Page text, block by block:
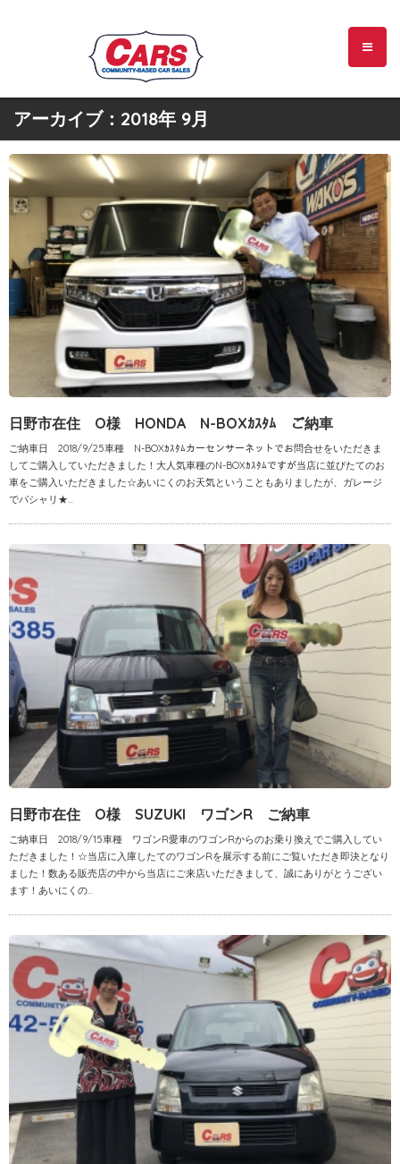
アーカイブ：2018年 9月
日野市在住 O様 HONDA N-BOXｶｽﾀﾑ ご納車
ご納車日 2018/9/25車種 N-BOXｶｽﾀﾑカーセンサーネットでお問合せをいただきま
してご購入していただきました！大人気車種のN-BOXｶｽﾀﾑですが当店に並びたてのお
車をご購入いただきました☆あいにくのお天気ということもありましたが、ガレージ
でパシャリ★...
日野市在住 O様 SUZUKI ワゴンR ご納車
ご納車日 2018/9/15車種 ワゴンR愛車のワゴンRからのお乗り換えでご購入してい
ただきました！☆当店に入庫したてのワゴンRを展示する前にご覧いただき即決となり
ました！数ある販売店の中から当店にご来店いただきまして、誠にありがとうござい
ます！あいにくの...